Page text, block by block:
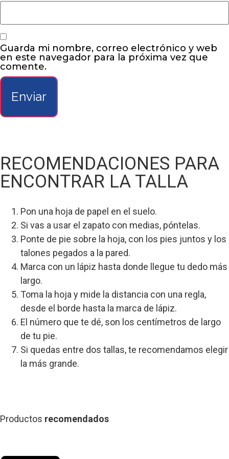
Guarda mi nombre, correo electrónico y web
en este navegador para la próxima vez que
comente.
RECOMENDACIONES PARA
ENCONTRAR LA TALLA
Pon una hoja de papel en el suelo.
Si vas a usar el zapato con medias, póntelas.
Ponte de pie sobre la hoja, con los pies juntos y los
talones pegados a la pared.
Marca con un lápiz hasta donde llegue tu dedo más
largo.
Toma la hoja y mide la distancia con una regla,
desde el borde hasta la marca de lápiz.
El número que te dé, son los centímetros de largo
de tu pie.
Si quedas entre dos tallas, te recomendamos elegir
la más grande.
Productos recomendados